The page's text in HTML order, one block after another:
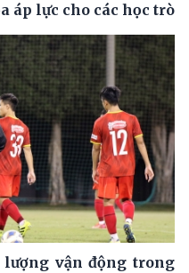
áp lực cho các học trò
vận động trong